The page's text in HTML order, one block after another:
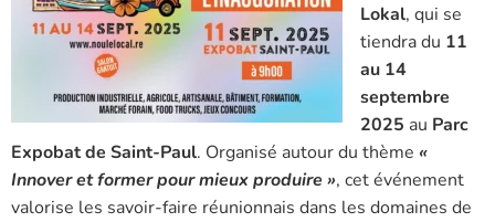
Lokal, qui se
tiendra du 11
au 14
septembre
2025 au Parc
Expobat de Saint-Paul. Organisé autour du thème «
Innover et former pour mieux produire », cet événement
valorise les savoir-faire réunionnais dans les domaines de